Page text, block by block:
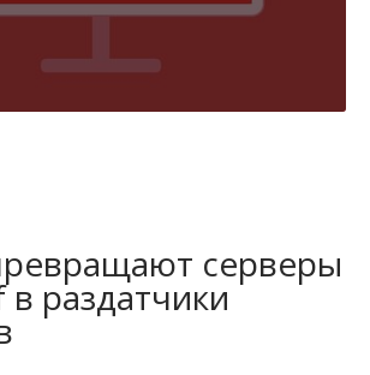
серверы
раздатчики